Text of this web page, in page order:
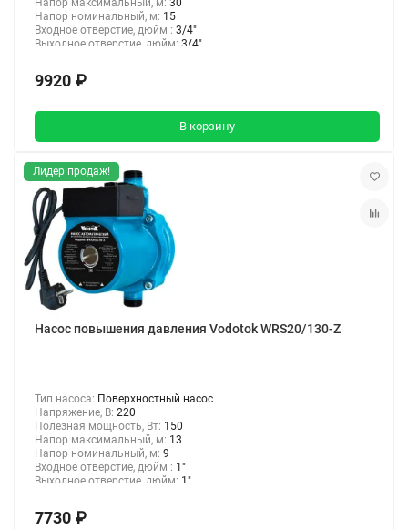
Напор номинальный, м: 15
Входное отверстие, дюйм : 3/4"
Выходное отверстие, дюйм: 3/4"
9920 ₽
В корзину
Лидер продаж!
Насос повышения давления Vodotok WRS20/130-Z
Тип насоса: Поверхностный насос
Напряжение, В: 220
Полезная мощность, Вт: 150
Напор максимальный, м: 13
Напор номинальный, м: 9
Входное отверстие, дюйм : 1"
Выходное отверстие, дюйм: 1"
7730 ₽